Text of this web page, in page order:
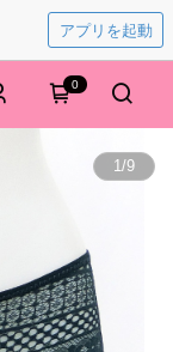
アプリを起動
0
1/9